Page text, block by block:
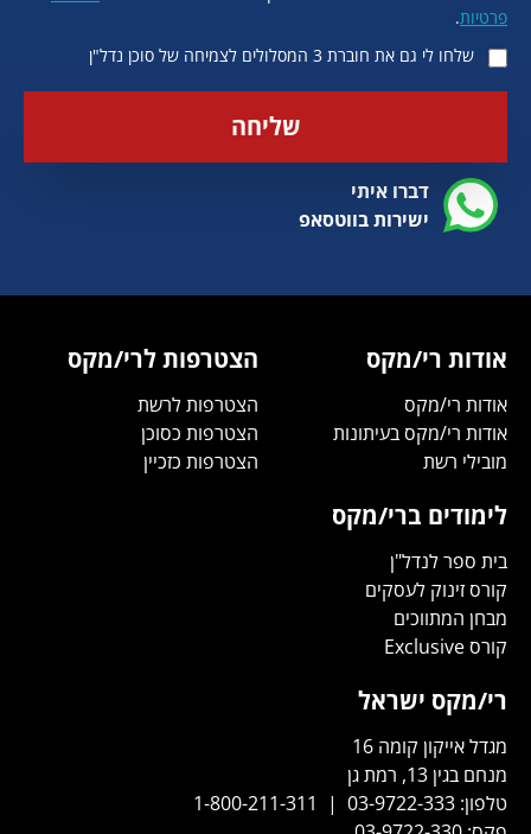
פרטיות.
שלחו לי גם את חוברת 3 המסלולים לצמיחה של סוכן נדל"ן
דברו איתי
ישירות בווטסאפ
שליחה
אודות רי/מקס
אודות רי/מקס
אודות רי/מקס בעיתונות
מובילי רשת
הצטרפות לרי/מקס
הצטרפות לרשת
הצטרפות כסוכן
הצטרפות כזכיין
לימודים ברי/מקס
בית ספר לנדל"ן
קורס זינוק לעסקים
מבחן המתווכים
קורס Exclusive
רי/מקס ישראל
מגדל אייקון קומה 16
מנחם בגין 13, רמת גן
טלפון: 03-9722-333
|
1-800-211-311